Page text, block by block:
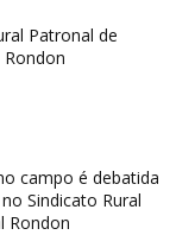
Patronal de
Rondon
campo é debatida
Sindicato Rural
Rondon